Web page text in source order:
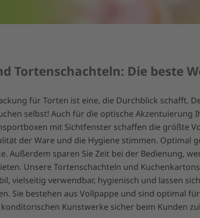
Tortenschachteln: Die beste
für Torten ist eine, die Durchblick schafft.
selbst! Auch für die optische Akzentuierung
mit Sichtfenster schaffen die größte
der Ware und die Hygiene stimmen. Optimal
Außerdem sparen Sie Zeit bei der Bedienung,
Unsere Tortenschachteln und
vielseitig verwendbar, hygienisch und lassen
Sie bestehen aus Vollpappe und sind optimal
Kunstwerke sicher beim Kunden